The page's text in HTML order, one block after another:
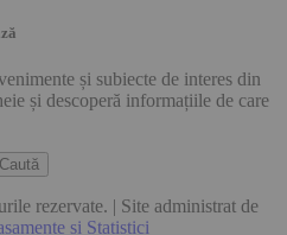
și subiecte de interes din
și descoperă informațiile de care
Caută
rezervate. | Site administrat de